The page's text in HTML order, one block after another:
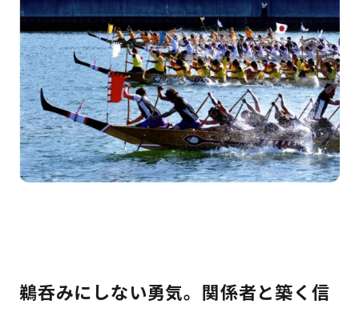
鵜呑みにしない勇気。関係者と築く信